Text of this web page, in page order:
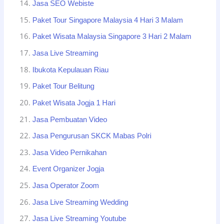
Jasa SEO Webiste
Paket Tour Singapore Malaysia 4 Hari 3 Malam
Paket Wisata Malaysia Singapore 3 Hari 2 Malam
Jasa Live Streaming
Ibukota Kepulauan Riau
Paket Tour Belitung
Paket Wisata Jogja 1 Hari
Jasa Pembuatan Video
Jasa Pengurusan SKCK Mabas Polri
Jasa Video Pernikahan
Event Organizer Jogja
Jasa Operator Zoom
Jasa Live Streaming Wedding
Jasa Live Streaming Youtube